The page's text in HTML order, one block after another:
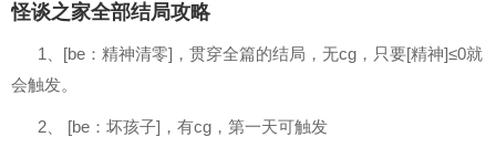
怪谈之家全部结局攻略
1、[be：精神清零]，贯穿全篇的结局，无cg，只要[精神]≤0就
会触发。
2、 [be：坏孩子]，有cg，第一天可触发